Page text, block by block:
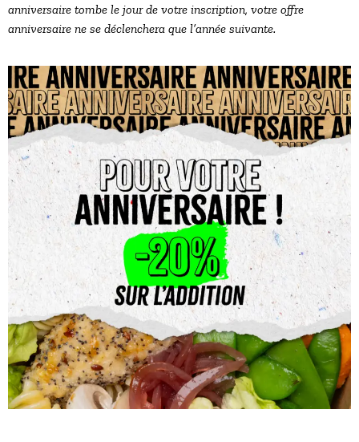
anniversaire tombe le jour de votre inscription, votre offre
anniversaire ne se déclenchera que l’année suivante.